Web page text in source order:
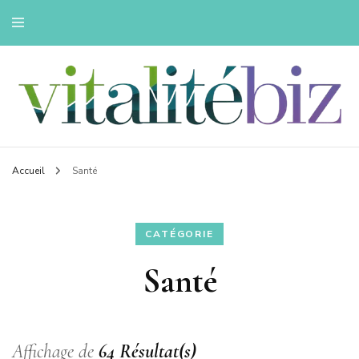
Vitalitebiz
Innovons pour une vie saine
Accueil Santé
CATÉGORIE
Santé
Affichage de 64 Résultat(s)